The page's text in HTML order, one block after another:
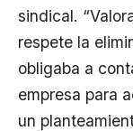
sindical.
respete la
obligaba a
empresa para
un